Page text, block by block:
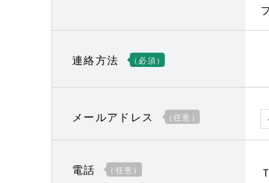
連絡方法 （必須）
メールアドレス （任意）
電話 （任意）